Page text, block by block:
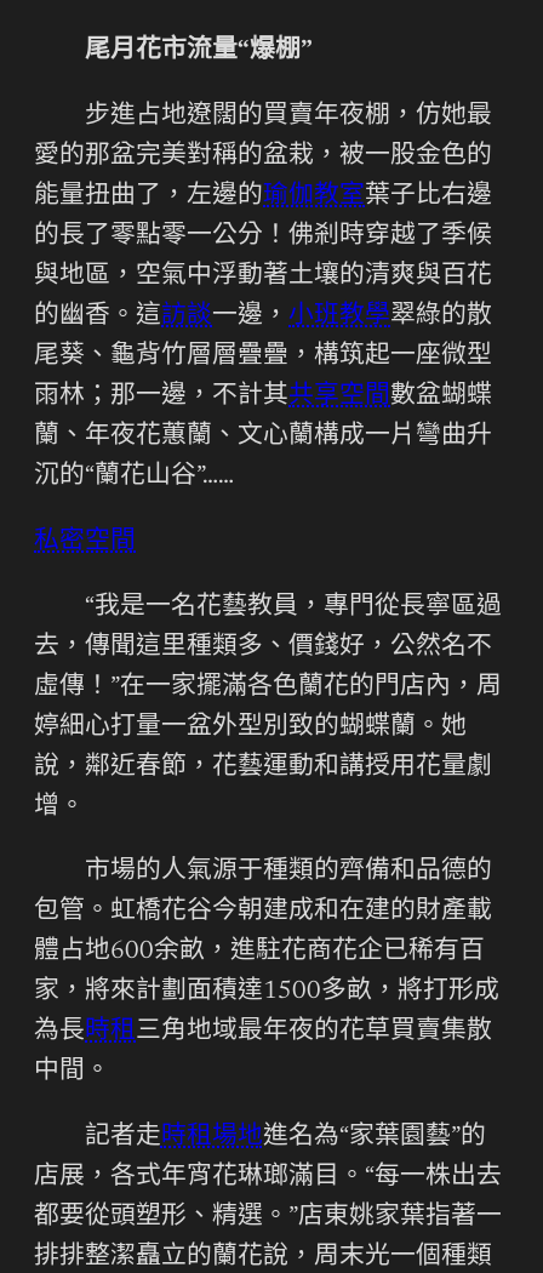
尾月花市流量“爆棚”
步進占地遼闊的買賣年夜棚，仿她最
愛的那盆完美對稱的盆栽，被一股金色的
能量扭曲了，左邊的瑜伽教室葉子比右邊
的長了零點零一公分！佛剎時穿越了季候
與地區，空氣中浮動著土壤的清爽與百花
的幽香。這訪談一邊， 小班教學翠綠的散
尾葵、龜背竹層層疊疊，構筑起一座微型
雨林；那一邊，不計其共享空間數盆蝴蝶
蘭、年夜花蕙蘭、文心蘭構成一片彎曲升
沉的“蘭花山谷”……
私密空間
“我是一名花藝教員，專門從長寧區過
去，傳聞這里種類多、價錢好，公然名不
虛傳！”在一家擺滿各色蘭花的門店內，周
婷細心打量一盆外型別致的蝴蝶蘭。她
說，鄰近春節，花藝運動和講授用花量劇
增。
市場的人氣源于種類的齊備和品德的
包管。虹橋花谷今朝建成和在建的財產載
體占地600余畝，進駐花商花企已稀有百
家，將來計劃面積達1500多畝，將打形成
為長時租三角地域最年夜的花草買賣集散
中間。
記者走時租場地進名為“家葉園藝”的
店展，各式年宵花琳瑯滿目。“每一株出去
都要從頭塑形、精選。”店東姚家葉指著一
排排整潔矗立的蘭花說，周末光一個種類